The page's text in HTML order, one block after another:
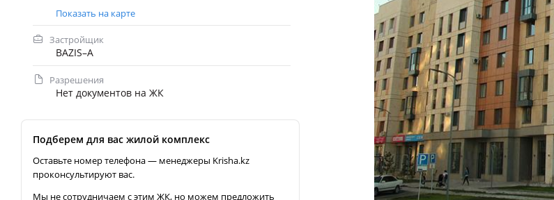
Показать на карте
Застройщик
BAZIS–А
Разрешения
Нет документов на ЖК
Подберем для вас жилой комплекс
Оставьте номер телефона — менеджеры Krisha.kz
проконсультируют вас.
Мы не сотрудничаем с этим ЖК, но можем предложить